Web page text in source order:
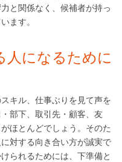
と関係なく、候補者が持っ
ます。
人になるために
キル、仕事ぶりを見て声を
部下、取引先・顧客、友
ほとんどでしょう。そのた
対する向き合い方が誠実で
られるためには、下準備と